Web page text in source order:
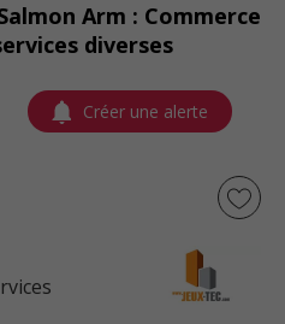
Arm : Commerce
diverses
Créer une alerte